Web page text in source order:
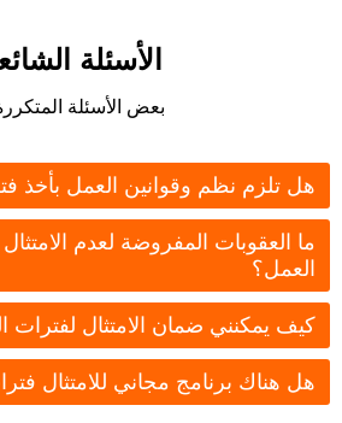
الأسئلة
بعض الأسئلة
هل تلزم نظم وقوانين العمل بأخذ
ما العقوبات المفروضة لعدم الامتثال
العمل؟
كيف يمكنني ضمان الامتثال لفترات
هل هناك برنامج مجاني للامتثال